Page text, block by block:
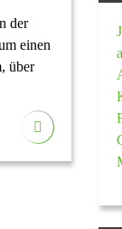
der
einen
über